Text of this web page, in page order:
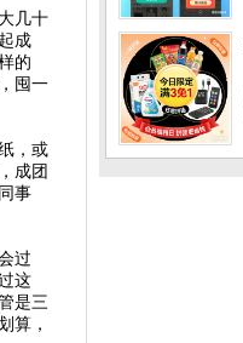
几十
成
的
囤一
，或
成团
事
过
这
是三
算，